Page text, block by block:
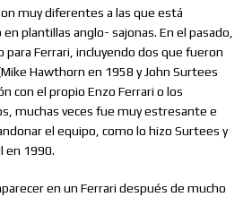
muy diferentes a las que está
plantillas anglo- sajonas. En el pasado,
para Ferrari, incluyendo dos que fueron
Hawthorn en 1958 y John Surtees
con el propio Enzo Ferrari o los
muchas veces fue muy estresante e
el equipo, como lo hizo Surtees y
en 1990.
en un Ferrari después de mucho